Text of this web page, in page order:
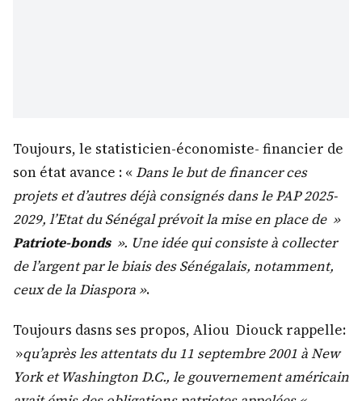
Toujours, le statisticien-économiste- financier de
son état avance : «Dans le but de financer ces
projets et d’autres déjà consignés dans le PAP 2025-
2029, l’Etat du Sénégal prévoit la mise en place de »
Patriote-bonds». Une idée qui consiste à collecter
de l’argent par le biais des Sénégalais, notamment,
ceux de la Diaspora ».
Toujours dasns ses propos, Aliou Diouck rappelle:
»qu’après les attentats du 11 septembre 2001 à New
York et Washington D.C., le gouvernement américain